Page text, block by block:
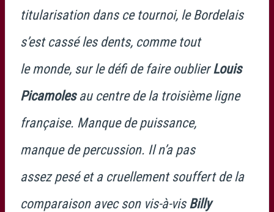
titularisation dans ce tournoi, le Bordelais
s’est cassé les dents, comme tout
le monde, sur le défi de faire oublier Louis
Picamolesau centre de la troisième ligne
française. Manque de puissance,
manque de percussion. Il n’a pas
assez pesé et a cruellement souffert de la
comparaison avec son vis-à-vis Billy